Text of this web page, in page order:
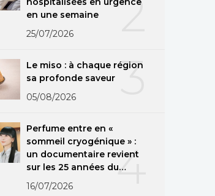
2
en une semaine
25/07/2026
3
Le miso : à chaque région
sa profonde saveur
05/08/2026
4
Perfume entre en «
sommeil cryogénique » :
un documentaire revient
sur les 25 années du
groupe
16/07/2026